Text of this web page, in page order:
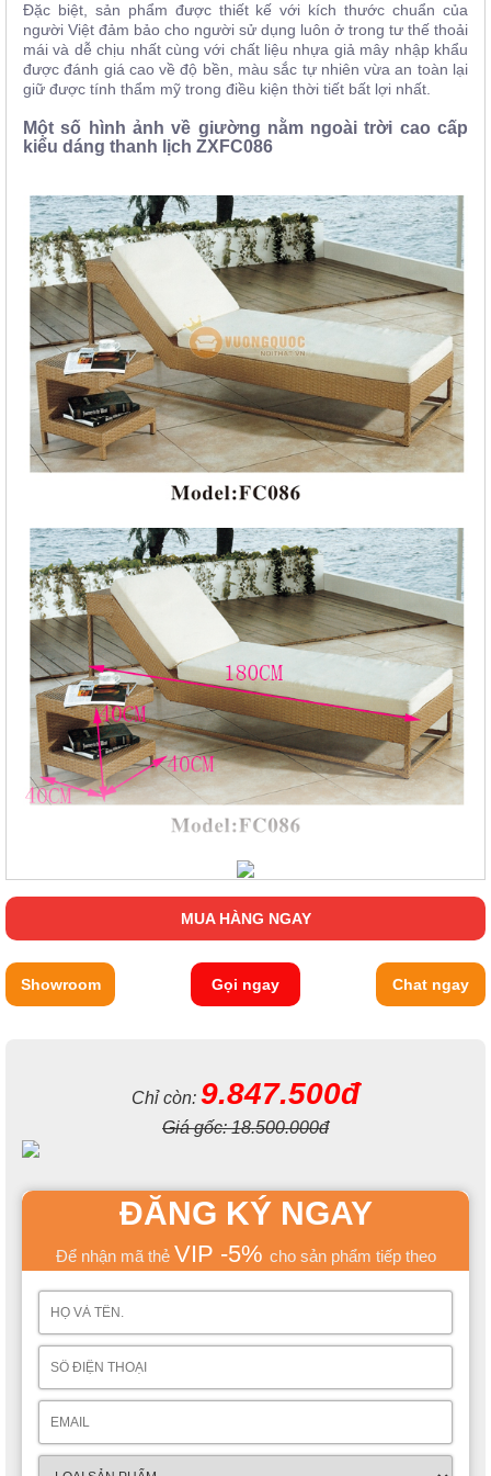
Đặc biệt, sản phẩm được thiết kế với kích thước chuẩn của
người Việt đảm bảo cho người sử dụng luôn ở trong tư thế thoải
mái và dễ chịu nhất cùng với chất liệu nhựa giả mây nhập khẩu
được đánh giá cao về độ bền, màu sắc tự nhiên vừa an toàn lại
giữ được tính thẩm mỹ trong điều kiện thời tiết bất lợi nhất.
Một số hình ảnh về giường nằm ngoài trời cao cấp
kiểu dáng thanh lịch ZXFC086
MUA HÀNG NGAY
Showroom Gọi ngay Chat ngay
Chỉ còn: 9.847.500đ
Giá gốc:18.500.000đ
ĐĂNG KÝ NGAY
Để nhận mã thẻ VIP -5% cho sản phẩm tiếp theo